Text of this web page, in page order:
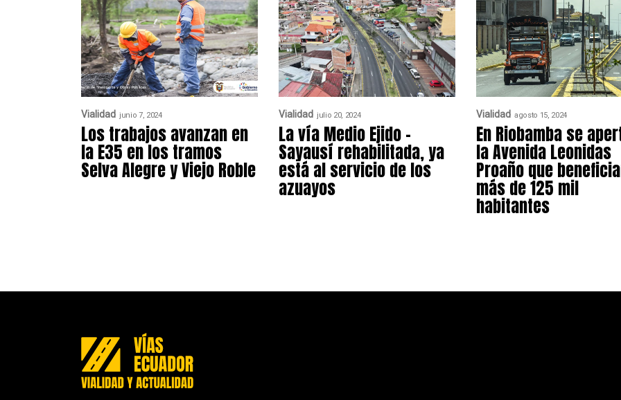
Vialidad junio 7, 2024
Los trabajos avanzan en
la E35 en los tramos
Selva Alegre y Viejo Roble
Vialidad julio 20, 2024
La vía Medio Ejido –
Sayausí rehabilitada, ya
está al servicio de los
azuayos
Vialidad agosto 15, 2024
En Riobamba se
la Avenida Leonidas
Proaño que
más de 125 mil
habitantes